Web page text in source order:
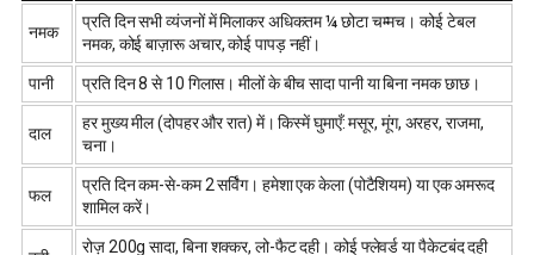
नमक
प्रति दिन सभी व्यंजनों में मिलाकर अधिकतम ¼ छोटा चम्मच। कोई टेबल
नमक, कोई बाज़ारू अचार, कोई पापड़ नहीं।
पानी प्रति दिन 8 से 10 गिलास। मीलों के बीच सादा पानी या बिना नमक छाछ।
दाल
हर मुख्य मील (दोपहर और रात) में। किस्में घुमाएँ: मसूर, मूंग, अरहर, राजमा,
चना।
फल
प्रति दिन कम-से-कम 2 सर्विंग। हमेशा एक केला (पोटैशियम) या एक अमरूद
शामिल करें।
रोज़ 200g सादा, बिना शक्कर, लो-फैट दही। कोई फ्लेवर्ड या पैकेटबंद दही